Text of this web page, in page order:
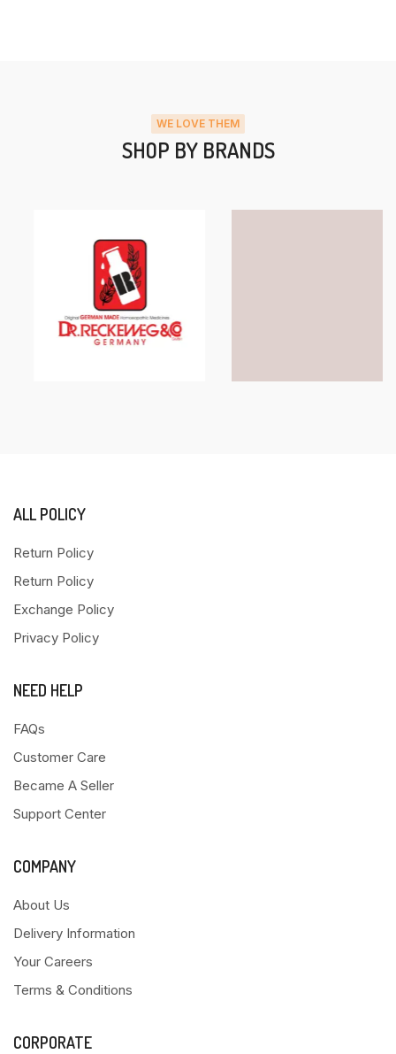
WE LOVE THEM
SHOP BY BRANDS
ALL POLICY
Return Policy
Return Policy
Exchange Policy
Privacy Policy
NEED HELP
FAQs
Customer Care
Became A Seller
Support Center
COMPANY
About Us
Delivery Information
Your Careers
Terms & Conditions
CORPORATE